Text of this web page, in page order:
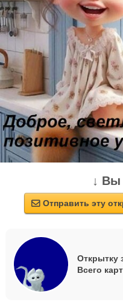
↓ Вы
 Отправить эту
Открытку
Всего